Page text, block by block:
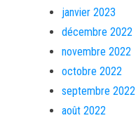
janvier 2023
décembre 2022
novembre 2022
octobre 2022
septembre 2022
août 2022